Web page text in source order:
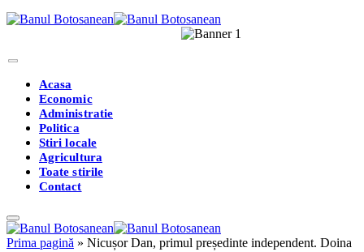
Acasa
Economic
Administratie
Politica
Stiri locale
Agricultura
Toate stirile
Contact
Prima pagină » Nicușor Dan, primul președinte independent. Doina